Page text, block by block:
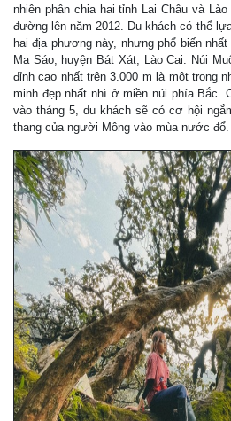
nhiên phân chia hai tỉnh Lai Châu và
đường lên năm 2012. Du khách có thể
hai địa phương này, nhưng phổ biến
Ma Sáo, huyện Bát Xát, Lào Cai. Núi
đỉnh cao nhất trên 3.000 m là một trong
minh đẹp nhất nhì ở miền núi phía Bắc.
vào tháng 5, du khách sẽ có cơ hội
thang của người Mông vào mùa nước